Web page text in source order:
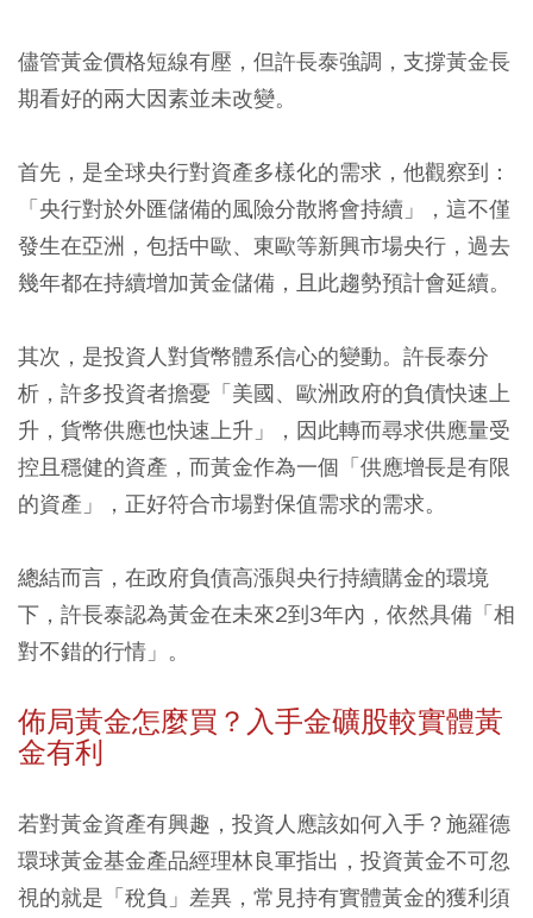
儘管黃金價格短線有壓，但許長泰強調，支撐黃金長
期看好的兩大因素並未改變。
首先，是全球央行對資產多樣化的需求，他觀察到：
「央行對於外匯儲備的風險分散將會持續」，這不僅
發生在亞洲，包括中歐、東歐等新興市場央行，過去
幾年都在持續增加黃金儲備，且此趨勢預計會延續。
其次，是投資人對貨幣體系信心的變動。許長泰分
析，許多投資者擔憂「美國、歐洲政府的負債快速上
升，貨幣供應也快速上升」，因此轉而尋求供應量受
控且穩健的資產，而黃金作為一個「供應增長是有限
的資產」，正好符合市場對保值需求的需求。
總結而言，在政府負債高漲與央行持續購金的環境
下，許長泰認為黃金在未來2到3年內，依然具備「相
對不錯的行情」。
佈局黃金怎麼買？入手金礦股較實體黃
金有利
若對黃金資產有興趣，投資人應該如何入手？施羅德
環球黃金基金產品經理林良軍指出，投資黃金不可忽
視的就是「稅負」差異，常見持有實體黃金的獲利須